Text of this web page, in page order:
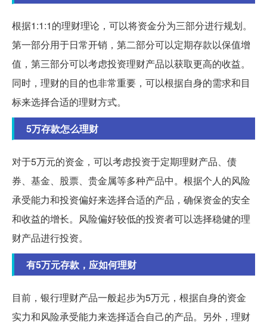
根据1:1:1的理财理论，可以将资金分为三部分进行规划。
第一部分用于日常开销，第二部分可以定期存款以保值增
值，第三部分可以考虑投资理财产品以获取更高的收益。
同时，理财的目的也非常重要，可以根据自身的需求和目
标来选择合适的理财方式。
5万存款怎么理财
对于5万元的资金，可以考虑投资于定期理财产品、债
券、基金、股票、贵金属等多种产品中。根据个人的风险
承受能力和投资偏好来选择合适的产品，确保资金的安全
和收益的增长。风险偏好较低的投资者可以选择稳健的理
财产品进行投资。
有5万元存款，应如何理财
目前，银行理财产品一般起步为5万元，根据自身的资金
实力和风险承受能力来选择适合自己的产品。另外，理财